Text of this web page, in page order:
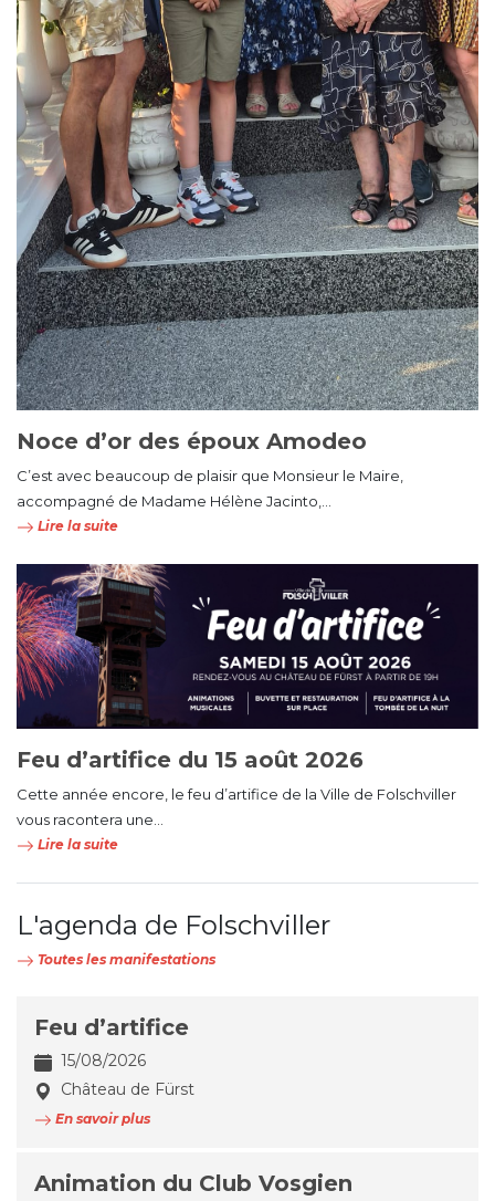
Noce d’or des époux Amodeo
C’est avec beaucoup de plaisir que Monsieur le Maire,
accompagné de Madame Hélène Jacinto,...
Lire la suite
Feu d’artifice du 15 août 2026
Cette année encore, le feu d’artifice de la Ville de Folschviller
vous racontera une...
Lire la suite
L'agenda de Folschviller
Toutes les manifestations
Feu d’artifice
15/08/2026
Château de Fürst
En savoir plus
Animation du Club Vosgien